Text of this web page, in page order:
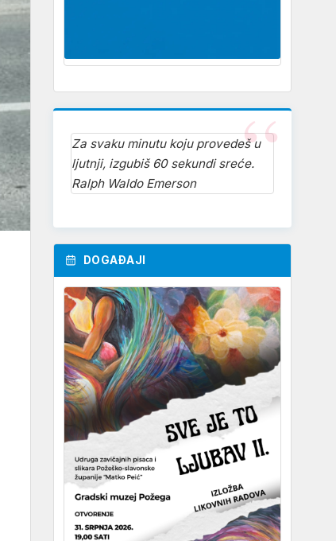
Za svaku minutu koju provedeš u
ljutnji, izgubiš 60 sekundi sreće.
Ralph Waldo Emerson
DOGAĐAJI